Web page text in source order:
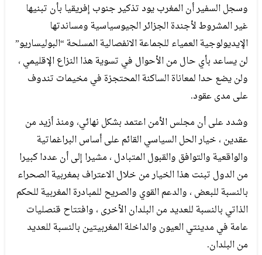
وسجل السفير أن المغرب يود تذكير جنوب إفريقيا بأن تبنيها
غير المشروط لأجندة الجزائر الجيوسياسية ومساندتها
الإيديولوجية العمياء للجماعة الانفصالية المسلحة “البوليساريو”
لن يساعد بأي حال من الأحوال في تسوية هذا النزاع الإقليمي ،
ولن يضع حدا لمعاناة الساكنة المحتجزة في مخيمات تندوف
على مدى عقود.
وشدد على أن مجلس الأمن اعتمد بشكل نهائي، ومنذ أزيد من
عقدين ، خيار الحل السياسي القائم على أساس البراغماتية
والواقعية والتوافق والقبول المتبادل ، مشيرا إلى أن عددا كبيرا
من الدول تبنت هذا الخيار من خلال الاعتراف بمغربية الصحراء
بالنسبة للبعض ، والدعم القوي والصريح للمبادرة المغربية للحكم
الذاتي بالنسبة للعديد من البلدان الأخرى ، وافتتاح قنصليات
عامة في مدينتي العيون والداخلة المغربيتين بالنسبة للعديد
من البلدان.